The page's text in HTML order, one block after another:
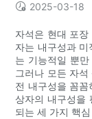
2025-03-18
자석은 현대 포
자는 내구성과
는 기능적일 뿐
그러나 모든 자
전 내구성을 꼼
상자의 내구성을
되는 세 가지 핵